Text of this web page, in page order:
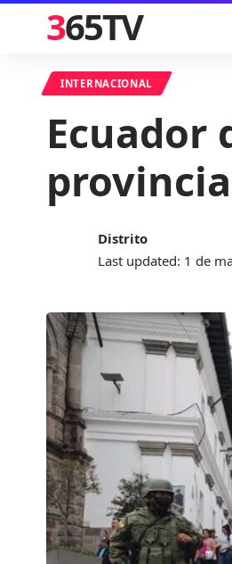
365TV
INTERNACIONAL
Ecuador
Last updated: 1 de
Distrito